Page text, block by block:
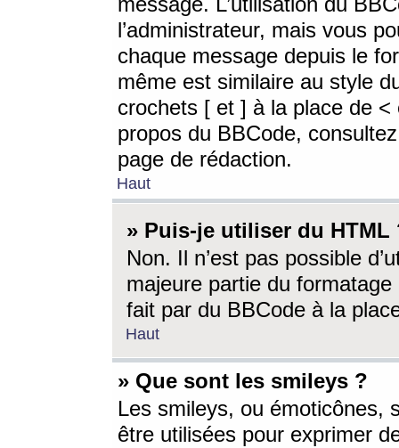
l’administrateur, mais vous
chaque message depuis le
même est similaire au style
crochets [ et ] à la place de <
propos du BBCode,
page de rédaction.
Haut
» Puis-je utiliser du HTML
Non. Il n’est pas possible
majeure partie du
fait par du BBCode à la
Haut
» Que sont les smileys ?
Les smileys, ou émoticônes,
être utilisées pour exprimer